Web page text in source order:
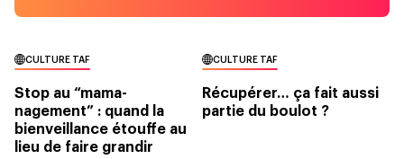
CULTURE TAF
Stop au “mama-
nagement” : quand la
bienveillance étouffe au
lieu de faire grandir
CULTURE TAF
Récupérer… ça fait aussi
partie du boulot ?